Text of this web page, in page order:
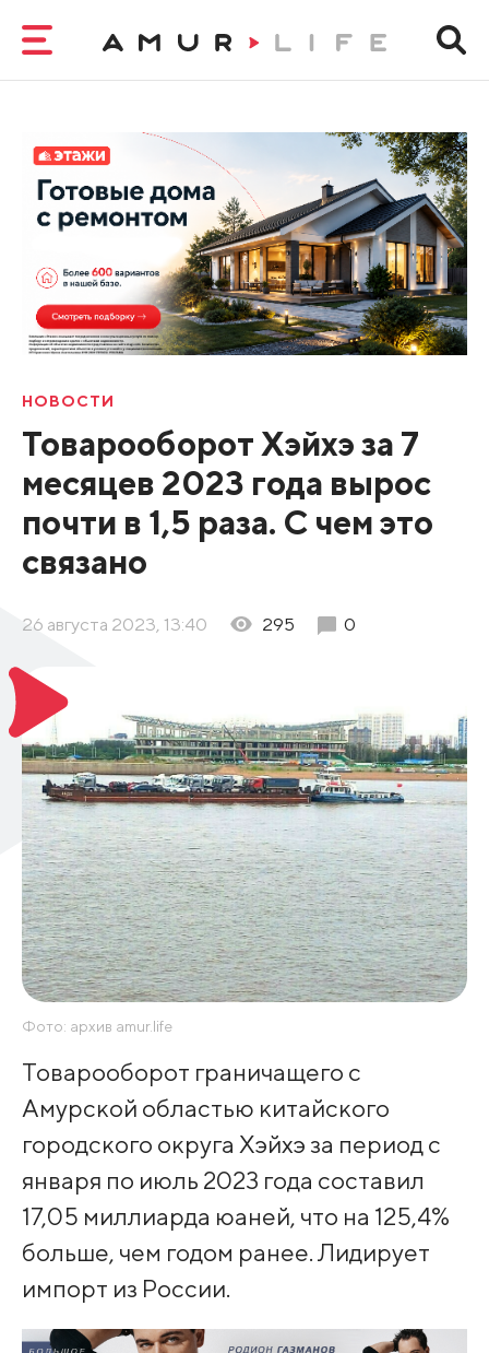
НОВОСТИ
Товарооборот Хэйхэ за 7
месяцев 2023 года вырос
почти в 1,5 раза. С чем это
связано
26 августа 2023, 13:40 295 0
Фото: архив amur.life
Товарооборот граничащего с
Амурской областью китайского
городского округа Хэйхэ за период с
января по июль 2023 года составил
17,05 миллиарда юаней, что на 125,4%
больше, чем годом ранее. Лидирует
импорт из России.